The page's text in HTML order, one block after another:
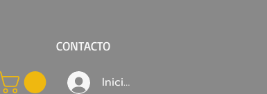
CONTACTO
Iniciar sesión